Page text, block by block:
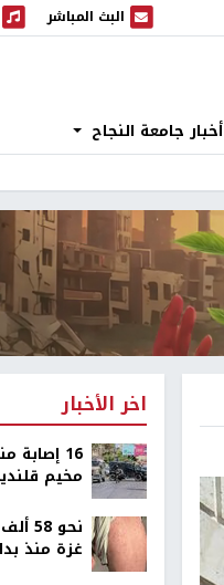
البث المباشر
البث المباشر
أخبار جامعة النجاح
اخر الأخبار
16
مخيم
نحو
غزة منذ